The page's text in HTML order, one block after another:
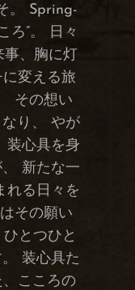
。 Spring-
ろ”。 日々
、胸に灯
変える旅
その想い
り、 やが
装心具を身
新たな一
れる日々を
その願い
ひとつひと
装心具た
こころの